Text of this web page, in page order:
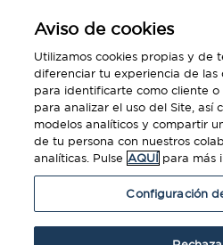
Aviso de cookies
Utilizamos cookies propias y de
diferenciar tu experiencia de las
para identificarte como cliente o
para analizar el uso del Site, así
modelos analíticos y compartir
de tu persona con nuestros
analíticas. Pulse AQUÍ para más
Configuración